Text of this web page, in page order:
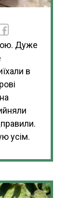
Дуже
в
усім.